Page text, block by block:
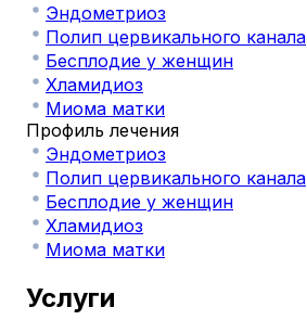
Эндометриоз
Полип цервикального канала
Бесплодие у женщин
Хламидиоз
Миома матки
Профиль лечения
Эндометриоз
Полип цервикального канала
Бесплодие у женщин
Хламидиоз
Миома матки
Услуги